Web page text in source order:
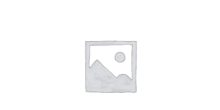
IN DEN WARENKORB